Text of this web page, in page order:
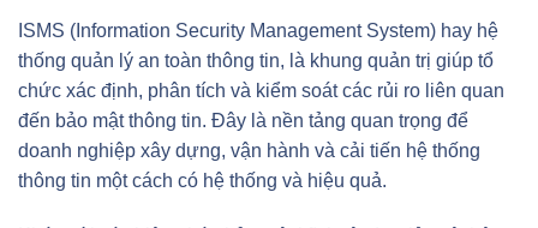
ISMS (Information Security Management System) hay hệ
thống quản lý an toàn thông tin, là khung quản trị giúp tổ
chức xác định, phân tích và kiểm soát các rủi ro liên quan
đến bảo mật thông tin. Đây là nền tảng quan trọng để
doanh nghiệp xây dựng, vận hành và cải tiến hệ thống
thông tin một cách có hệ thống và hiệu quả.